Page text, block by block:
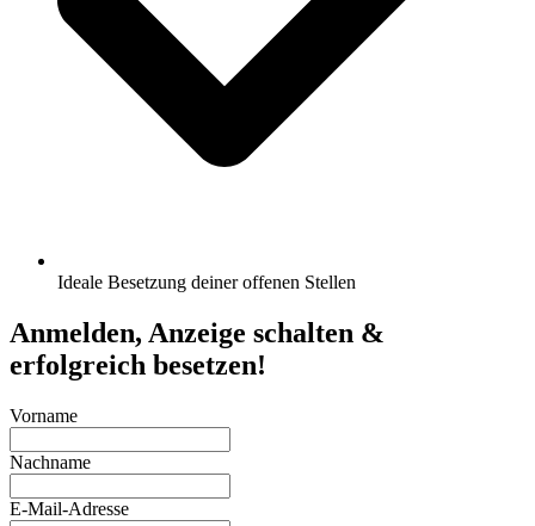
Ideale Besetzung deiner offenen Stellen
Anmelden, Anzeige schalten &
erfolgreich besetzen!
Vorname
Nachname
E-Mail-Adresse